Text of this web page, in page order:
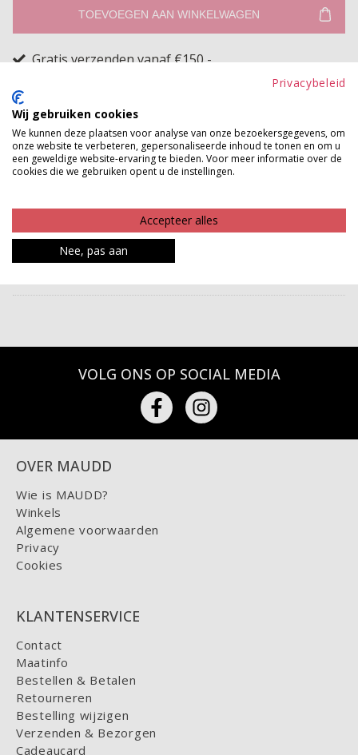
TOEVOEGEN AAN WINKELWAGEN
Gratis verzenden vanaf €150,-
Bekijk voorraad winkel
Deze comfortabele sneakers lopen heerlijk en zien er
ook nog eens te gek uit. De sneakers hebben een
Stap rond in de allermooiste stijl en scoor deze
geweldige sneakers vandaag nog!
VOLG ONS OP SOCIAL MEDIA
OVER MAUDD
Wie is MAUDD?
Winkels
Algemene voorwaarden
Privacy
Cookies
KLANTENSERVICE
Contact
Maatinfo
Bestellen & Betalen
Retourneren
Bestelling wijzigen
Verzenden & Bezorgen
Cadeaucard
Privacybeleid
Wij gebruiken cookies
We kunnen deze plaatsen voor analyse van onze bezoekersgegevens, om
onze website te verbeteren, gepersonaliseerde inhoud te tonen en om u
een geweldige website-ervaring te bieden. Voor meer informatie over de
cookies die we gebruiken opent u de instellingen.
Accepteer alles
Nee, pas aan